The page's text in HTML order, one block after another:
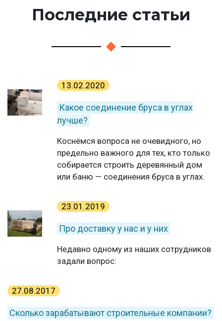
Последние статьи
13.02.2020
Какое соединение бруса в углах
лучше?
Коснёмся вопроса не очевидного, но
предельно важного для тех, кто только
собирается строить деревянный дом
или баню — соединения бруса в углах.
23.01.2019
Про доставку у нас и у них
Недавно одному из наших сотрудников
задали вопрос:
27.08.2017
Сколько зарабатывают строительные компании?